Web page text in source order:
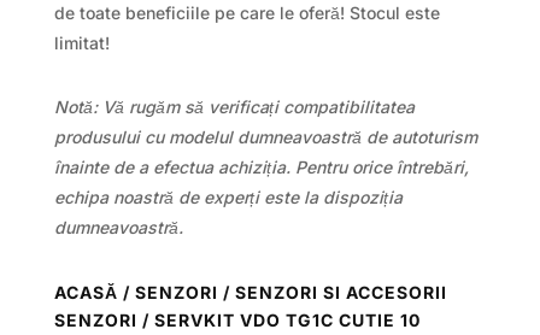
de toate beneficiile pe care le oferă! Stocul este
limitat!
Notă: Vă rugăm să verificați compatibilitatea
produsului cu modelul dumneavoastră de autoturism
înainte de a efectua achiziția. Pentru orice întrebări,
echipa noastră de experți este la dispoziția
dumneavoastră.
ACASĂ / SENZORI / SENZORI SI ACCESORII
SENZORI / SERVKIT VDO TG1C CUTIE 10